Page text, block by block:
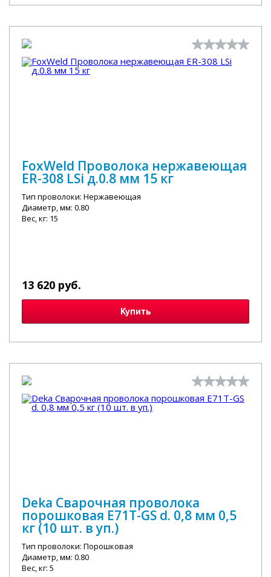
FoxWeld Проволока нержавеющая
ER-308 LSi д.0.8 мм 15 кг
Тип проволоки: Нержавеющая
Диаметр, мм: 0.80
Вес, кг: 15
13 620 руб.
Купить
Deka Сварочная проволока
порошковая E71T-GS d. 0,8 мм 0,5
кг (10 шт. в уп.)
Тип проволоки: Порошковая
Диаметр, мм: 0.80
Вес, кг: 5